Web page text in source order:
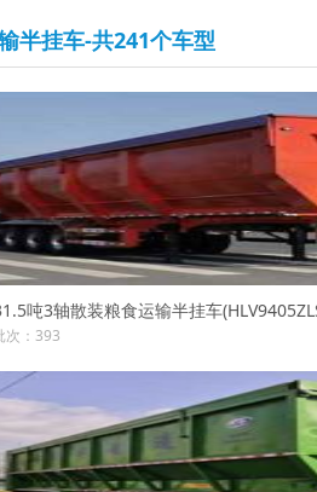
半挂车-共241个车型
吨3轴散装粮食运输半挂车
次：393